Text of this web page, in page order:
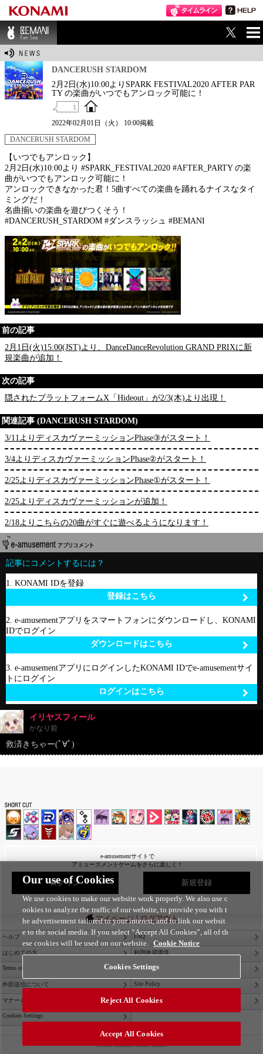
BEMANI Fan Sit
DANCERUSH STARDOM
2月2日(水)10:00よりSPARK FESTIVAL2020 AFTER PAR
TY の楽曲がいつでもアンロック可能に！
1
2022年02月01日（火） 10:00掲載
DANCERUSH STARDOM
【いつでもアンロック】
2月2日(水)10:00より #SPARK_FESTIVAL2020 #AFTER_PARTY の楽
曲がいつでもアンロック可能に！
アンロックできなかった君！5曲すべての楽曲を踊れるナイスなタイ
ミングだ！
名曲揃いの楽曲を遊びつくそう！
#DANCERUSH_STARDOM #ダンスラッシュ #BEMANI
前の記事
2月1日(火)15:00(JST)より、DanceDanceRevolution GRAND PRIXに新
規楽曲が追加！
次の記事
隠されたプラットフォームX「Hideout」が2/3(木)より出現！
関連記事 (DANCERUSH STARDOM)
3/11よりディスカヴァーミッションPhase③がスタート！
3/4よりディスカヴァーミッションPhase②がスタート！
2/25よりディスカヴァーミッションPhase①がスタート！
2/25よりディスカヴァーミッションが追加！
2/18よりこちらの20曲がすぐに遊べるようになります！
記事にコメントするには？
1. KONAMI IDを登録
登録はこちら
2. e-amusementアプリをスマートフォンにダウンロードし、KONAMI
IDでログイン
ダウンロードはこちら
3. e-amusementアプリにログインしたKONAMI IDでe-amusementサイ
トにログイン
ログインはこちら
イリヤスフィール
かなり前
救済きちゃー(ﾟ∀ﾟ)
e-amusementサイトで
アミューズメントゲームをさらに楽しく！
ログイン 新規登録
マイページ|ログアウト
ヘルプ FAQ
はじめての方 利用推奨環境
Terms of Service Privacy Policy
外部送信について Site Policy
マナー＆ルール Contact Us
Cookies Settings
©2026 Konami Arcade Games
Our use of Cookies
We use cookies to make our website work properly. We also use c
ookies to analyze the traffic of our website, to provide you with t
he advertisement tailored to your interest, and to link our websit
e to the social media. If you select “Accept All Cookies”, all of th
ese cookies will be used on our website. Cookie Notice
Cookies Settings
Reject All Cookies
Accept All Cookies